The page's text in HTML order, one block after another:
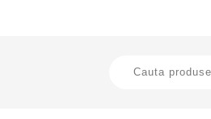
search